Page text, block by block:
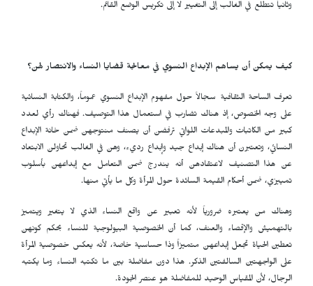
وثانياً تتطلع في الغالب إلى التغيير لا إلى تكريس الوضع القائم.
كيف يمكن أن يساهم الإبداع النسوي في معالجة قضايا النساء والانتصار لهن؟
تعرف الساحة الثقافية سجالاً حول مفهوم الإبداع النسوي عموماً، والكتابة النسائية
على وجه الخصوص، إذ هناك تضارب في استعمال هذا التوصيف. فهناك رأي لعدد
كبير من الكاتبات والمبدعات اللواتي ترفضن أن يصنف منتوجهن ضمن خانة الإبداع
النسائي، وتعتبرن أن هناك إبداع جيد وإبداع رديء، وهن في الغالب تحاولن الابتعاد
عن هذا التصنيف لاعتقادهن أنه يندرج ضمن التعامل مع إبداعهن بأسلوب
تمييزي، ضمن أحكام القيمة السائدة حول المرأة وكل ما يأتي منها.
وهناك من يعتبره ضرورياً لأنه تعبير عن واقع النساء الذي لا يتغير ويتميز
بالتهميش والإقصاء والعنف، كما أن الخصوصية البيولوجية للنساء بحكم كونهن
تعطين الحياة تجعل إبداعهن متميزاً وذا حساسية خاصة، لأنه يعكس خصوصية المرأة
على الواجهتين السالفتين الذكر. هذا دون مفاضلة بين ما تكتبه النساء وما يكتبه
الرجال، لأن المقياس الوحيد للمفاضلة هو عنصر الجودة.